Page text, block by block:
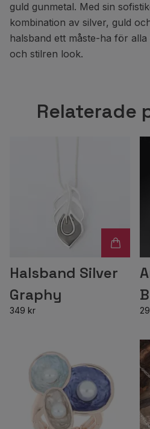
guld gunmetal. Med sin
kombination av silver, guld
halsband ett måste-ha för
och stilren look.
Relaterade
Halsband Silver
Graphy
349 kr